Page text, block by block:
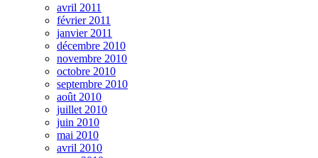
avril 2011
février 2011
janvier 2011
décembre 2010
novembre 2010
octobre 2010
septembre 2010
août 2010
juillet 2010
juin 2010
mai 2010
avril 2010